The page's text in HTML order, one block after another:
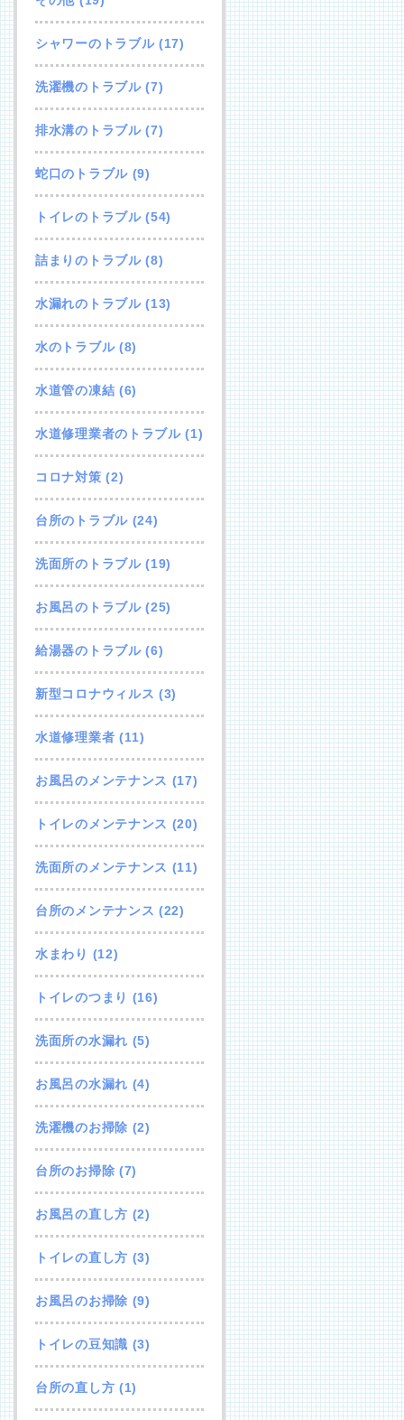
シャワーのトラブル(17)
洗濯機のトラブル(7)
排水溝のトラブル(7)
蛇口のトラブル(9)
トイレのトラブル(54)
詰まりのトラブル(8)
水漏れのトラブル(13)
水のトラブル(8)
水道管の凍結 (6)
水道修理業者のトラブル(1)
コロナ対策 (2)
台所のトラブル(24)
洗面所のトラブル(19)
お風呂のトラブル(25)
給湯器のトラブル(6)
新型コロナウィルス (3)
水道修理業者 (11)
お風呂のメンテナンス (17)
トイレのメンテナンス (20)
洗面所のメンテナンス (11)
台所のメンテナンス (22)
水まわり (12)
トイレのつまり (16)
洗面所の水漏れ (5)
お風呂の水漏れ (4)
洗濯機のお掃除 (2)
台所のお掃除 (7)
お風呂の直し方 (2)
トイレの直し方 (3)
お風呂のお掃除 (9)
トイレの豆知識 (3)
台所の直し方 (1)